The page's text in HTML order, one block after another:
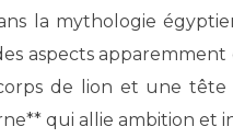
la mythologie
aspects
de lion et une tête
qui allie ambition et